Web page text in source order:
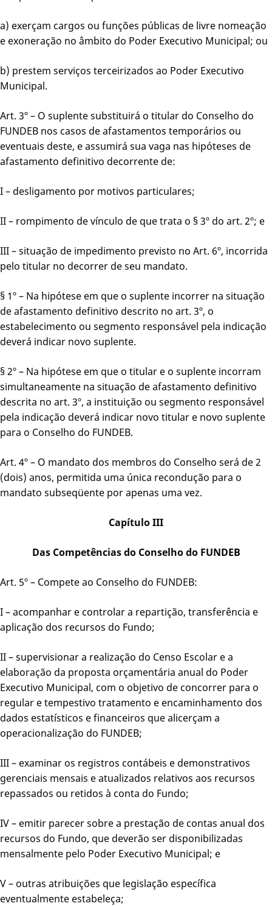
a) exerçam cargos ou funções públicas de livre nomeação
e exoneração no âmbito do Poder Executivo Municipal; ou
b) prestem serviços terceirizados ao Poder Executivo
Municipal.
Art. 3º – O suplente substituirá o titular do Conselho do
FUNDEB nos casos de afastamentos temporários ou
eventuais deste, e assumirá sua vaga nas hipóteses de
afastamento definitivo decorrente de:
I – desligamento por motivos particulares;
II – rompimento de vínculo de que trata o § 3º do art. 2º; e
III – situação de impedimento previsto no Art. 6º, incorrida
pelo titular no decorrer de seu mandato.
§ 1º – Na hipótese em que o suplente incorrer na situação
de afastamento definitivo descrito no art. 3º, o
estabelecimento ou segmento responsável pela indicação
deverá indicar novo suplente.
§ 2º – Na hipótese em que o titular e o suplente incorram
simultaneamente na situação de afastamento definitivo
descrita no art. 3º, a instituição ou segmento responsável
pela indicação deverá indicar novo titular e novo suplente
para o Conselho do FUNDEB.
Art. 4º – O mandato dos membros do Conselho será de 2
(dois) anos, permitida uma única recondução para o
mandato subseqüente por apenas uma vez.
Capítulo III
Das Competências do Conselho do FUNDEB
Art. 5º – Compete ao Conselho do FUNDEB:
I – acompanhar e controlar a repartição, transferência e
aplicação dos recursos do Fundo;
II – supervisionar a realização do Censo Escolar e a
elaboração da proposta orçamentária anual do Poder
Executivo Municipal, com o objetivo de concorrer para o
regular e tempestivo tratamento e encaminhamento dos
dados estatísticos e financeiros que alicerçam a
operacionalização do FUNDEB;
III – examinar os registros contábeis e demonstrativos
gerenciais mensais e atualizados relativos aos recursos
repassados ou retidos à conta do Fundo;
IV – emitir parecer sobre a prestação de contas anual dos
recursos do Fundo, que deverão ser disponibilizadas
mensalmente pelo Poder Executivo Municipal; e
V – outras atribuições que legislação específica
eventualmente estabeleça;